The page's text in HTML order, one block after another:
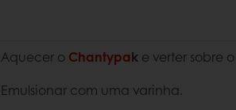
Aquecer o Chantypak e verter sobre
Emulsionar com uma varinha.